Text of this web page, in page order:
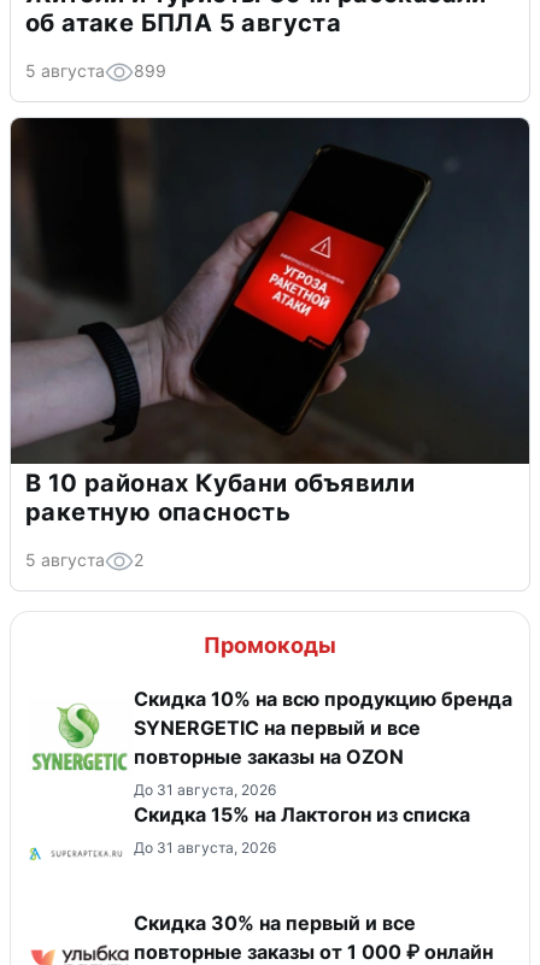
об атаке БПЛА 5 августа
5 августа 899
В 10 районах Кубани объявили
ракетную опасность
5 августа 2
Промокоды
Скидка 10% на всю продукцию бренда
SYNERGETIC на первый и все
повторные заказы на OZON
До 31 августа, 2026
Скидка 15% на Лактогон из списка
До 31 августа, 2026
Скидка 30% на первый и все
повторные заказы от 1 000 ₽ онлайн